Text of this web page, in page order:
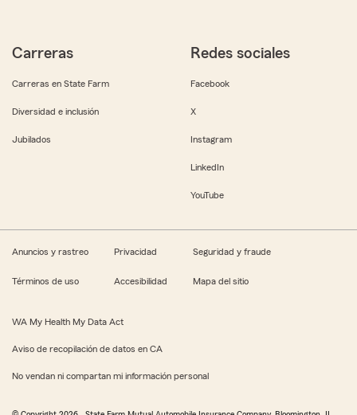
Carreras
Carreras en State Farm
Diversidad e inclusión
Jubilados
Redes sociales
Facebook
X
Instagram
LinkedIn
YouTube
Anuncios y rastreo Privacidad Seguridad y fraude
Términos de uso Accesibilidad Mapa del sitio
WA My Health My Data Act
Aviso de recopilación de datos en CA
No vendan ni compartan mi información personal